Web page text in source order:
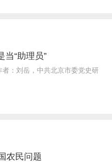
当“助理员”
者：刘岳，中共北京市委党史研
农民问题